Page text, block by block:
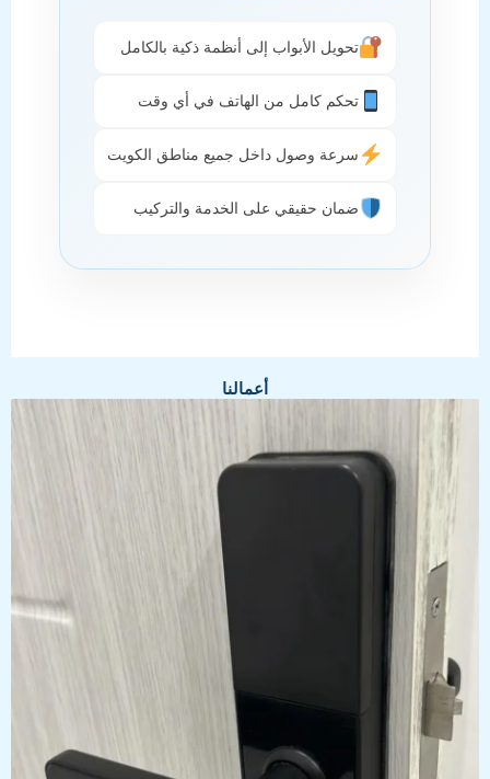
تحويل الأبواب إلى أنظمة ذكية بالكامل
تحكم كامل من الهاتف في أي وقت
سرعة وصول داخل جميع مناطق الكويت
ضمان حقيقي على الخدمة والتركيب
أعمالنا